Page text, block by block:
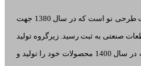
زیر مجموعه شرکت طرحی نو است که در سال 1380 جهت
صنعتی به ثبت رسید. زیرگروه تولید
پایه و ابزار و یراق مبل این شرکت در سال 1400 محصولات خود را تولید و